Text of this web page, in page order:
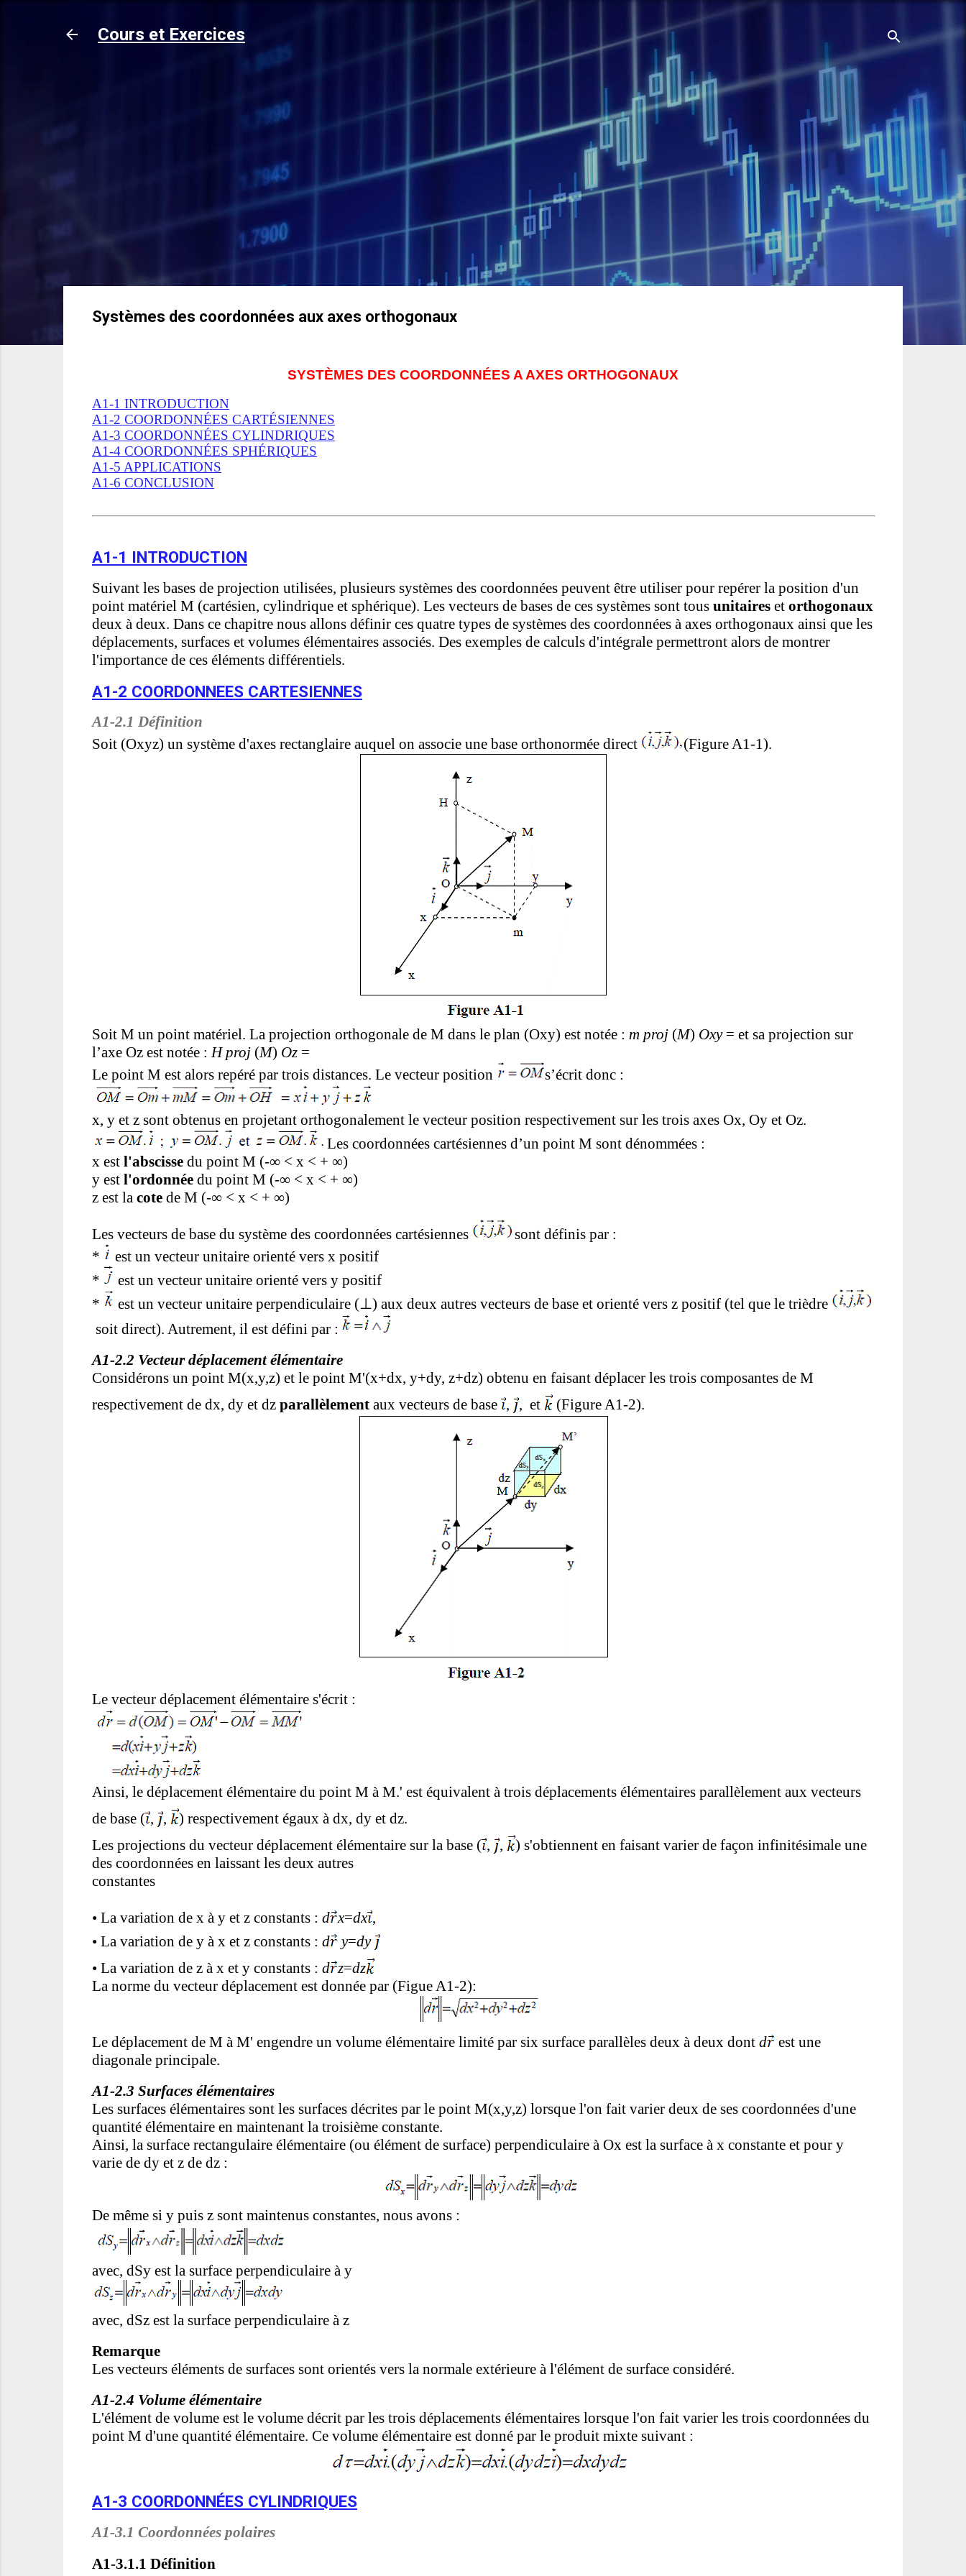
Accéder au contenu principal
Cours et Exercices
Systèmes des coordonnées aux axes orthogonaux
SYSTÈMES DES COORDONNÉES A AXES ORTHOGONAUX
A1-1 INTRODUCTION
A1-2 COORDONNÉES CARTÉSIENNES
A1-3 COORDONNÉES CYLINDRIQUES
A1-4 COORDONNÉES SPHÉRIQUES
A1-5 APPLICATIONS
A1-6 CONCLUSION
A1-1 INTRODUCTION
Suivant les bases de projection utilisées, plusieurs systèmes des coordonnées peuvent être utiliser pour repérer la position d'un
point matériel M (cartésien, cylindrique et sphérique). Les vecteurs de bases de ces systèmes sont tous unitaires et orthogonaux
deux à deux. Dans ce chapitre nous allons définir ces quatre types de systèmes des coordonnées à axes orthogonaux ainsi que les
déplacements, surfaces et volumes élémentaires associés. Des exemples de calculs d'intégrale permettront alors de montrer
l'importance de ces éléments différentiels.
A1-2 COORDONNEES CARTESIENNES
A1-2.1 Définition
Soit (Oxyz) un système d'axes rectanglaire auquel on associe une base orthonormée direct
(Figure A1-1).
Soit M un point matériel. La projection orthogonale de M dans le plan (Oxy) est notée : m proj (M) Oxy = et sa projection sur
l’axe Oz est notée :H proj (M) Oz =
Le point M est alors repéré par trois distances. Le vecteur position
s’écrit donc :
x, y et z sont obtenus en projetant orthogonalement le vecteur position respectivement sur les trois axes Ox, Oy et Oz.
Les coordonnées cartésiennes d’un point M sont dénommées :
x est l'abscisse du point M (-∞ < x < + ∞)
y est l'ordonnée du point M (-∞ < x < + ∞)
z est la cote de M (-∞ < x < + ∞)
Les vecteurs de base du système des coordonnées cartésiennes
sont définis par :
*
est un vecteur unitaire orienté vers x positif
*
est un vecteur unitaire orienté vers y positif
*
est un vecteur unitaire perpendiculaire (⊥) aux deux autres vecteurs de base et orienté vers z positif (tel que le trièdre
soit direct). Autrement, il est défini par :
A1-2.2 Vecteur déplacement élémentaire
Considérons un point M(x,y,z) et le point M'(x+dx, y+dy, z+dz) obtenu en faisant déplacer les trois composantes de M
respectivement de dx, dy et dz parallèlement aux vecteurs de base , , et (Figure A1-2).
Le vecteur déplacement élémentaire s'écrit :
Ainsi, le déplacement élémentaire du point M à M.' est équivalent à trois déplacements élémentaires parallèlement aux vecteurs
de base ( , ,
) respectivement égaux à dx, dy et dz.
Les projections du vecteur déplacement élémentaire sur la base ( , ,
) s'obtiennent en faisant varier de façon infinitésimale une
des coordonnées en laissant les deux autres
constantes
• La variation de x à y et z constants : d x=dx ,
• La variation de y à x et z constants : d y=dy
• La variation de z à x et y constants : d z=dz
La norme du vecteur déplacement est donnée par (Figue A1-2):
Le déplacement de M à M' engendre un volume élémentaire limité par six surface parallèles deux à deux dont d
est une
diagonale principale.
A1-2.3 Surfaces élémentaires
Les surfaces élémentaires sont les surfaces décrites par le point M(x,y,z) lorsque l'on fait varier deux de ses coordonnées d'une
quantité élémentaire en maintenant la troisième constante.
Ainsi, la surface rectangulaire élémentaire (ou élément de surface) perpendiculaire à Ox est la surface à x constante et pour y
varie de dy et z de dz :
De même si y puis z sont maintenus constantes, nous avons :
avec, dSy est la surface perpendiculaire à y
avec, dSz est la surface perpendiculaire à z
Remarque
Les vecteurs éléments de surfaces sont orientés vers la normale extérieure à l'élément de surface considéré.
A1-2.4 Volume élémentaire
L'élément de volume est le volume décrit par les trois déplacements élémentaires lorsque l'on fait varier les trois coordonnées du
point M d'une quantité élémentaire. Ce volume élémentaire est donné par le produit mixte suivant :
A1-3 COORDONNÉES CYLINDRIQUES
A1-3.1 Coordonnées polaires
A1-3.1.1 Définition